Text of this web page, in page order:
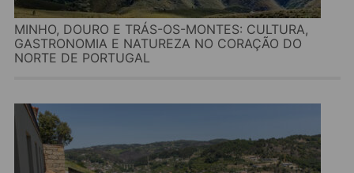
MINHO, DOURO E TRÁS-OS-MONTES: CULTURA,
GASTRONOMIA E NATUREZA NO CORAÇÃO DO
NORTE DE PORTUGAL